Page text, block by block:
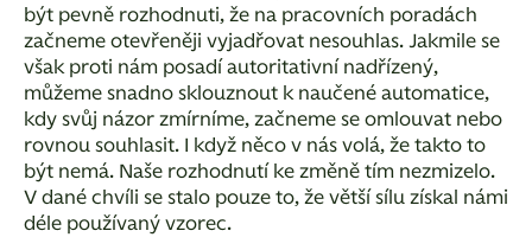
být pevně rozhodnuti, že na pracovních poradách
začneme otevřeněji vyjadřovat nesouhlas. Jakmile se
však proti nám posadí autoritativní nadřízený,
můžeme snadno sklouznout k naučené automatice,
kdy svůj názor zmírníme, začneme se omlouvat nebo
rovnou souhlasit. I když něco v nás volá, že takto to
být nemá. Naše rozhodnutí ke změně tím nezmizelo.
V dané chvíli se stalo pouze to, že větší sílu získal námi
déle používaný vzorec.